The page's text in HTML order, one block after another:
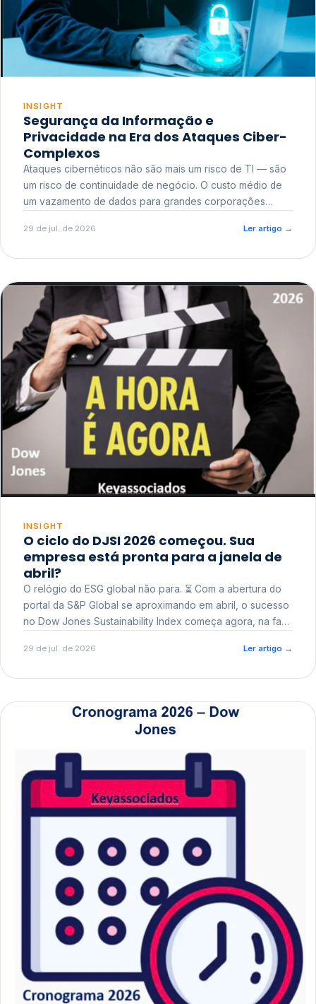
INSIGHT
Segurança da Informação e
Privacidade na Era dos Ataques Ciber-
Complexos
Ataques cibernéticos não são mais um risco de TI — são
um risco de continuidade de negócio. O custo médio de
um vazamento de dados para grandes corporações
reputacional e o risco regulatório junto a órgãos como a
29 de jul. de 2026 Ler artigo →
INSIGHT
O ciclo do DJSI 2026 começou. Sua
empresa está pronta para a janela de
abril?
O relógio do ESG global não para. ⏳ Com a abertura do
portal da S&P Global se aproximando em abril, o sucesso
no Dow Jones Sustainability Index começa agora, na fase
29 de jul. de 2026 Ler artigo →